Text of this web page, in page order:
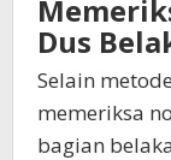
Dus
Selain
memeriksa
bagian